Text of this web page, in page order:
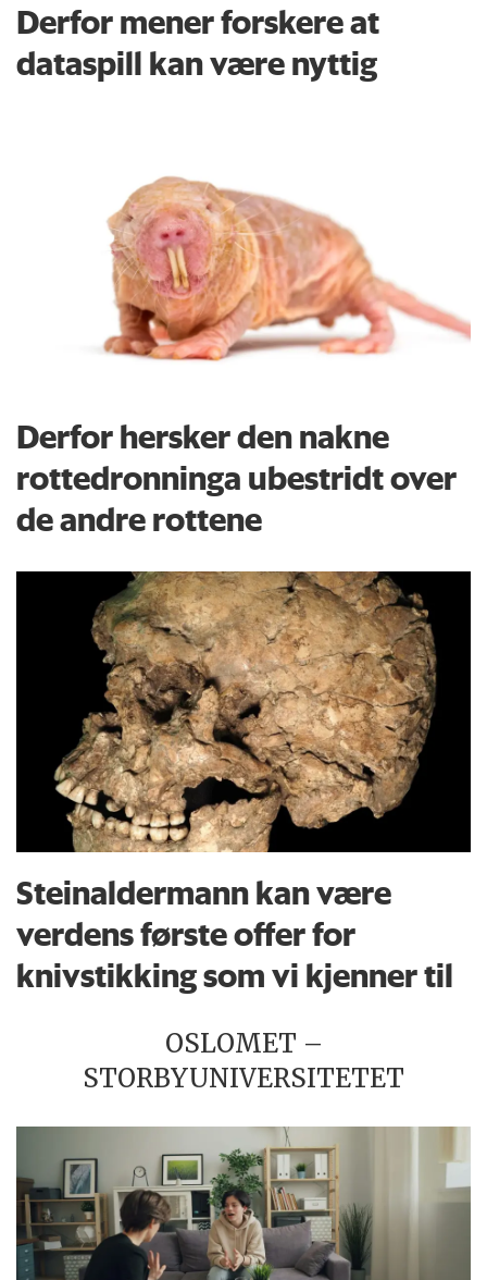
Derfor mener forskere at
dataspill kan være nyttig
Derfor hersker den nakne
rottedronninga ubestridt over
de andre rottene
Steinaldermann kan være
verdens første offer for
knivstikking som vi kjenner til
OSLOMET –
STORBYUNIVERSITETET